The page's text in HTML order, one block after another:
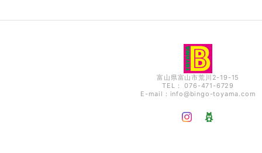
富山県富山市荒川2-19-15
TEL： 076-471-6729
E-mail： info@bingo-toyama.com